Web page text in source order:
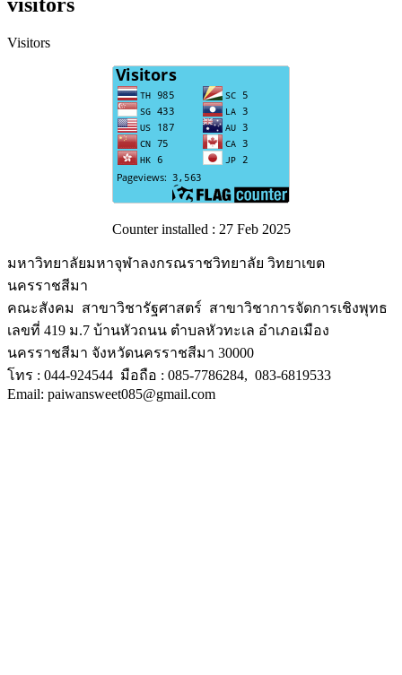
Visitors
Counter installed : 27 Feb 2025
มหาวิทยาลัยมหาจุฬาลงกรณราชวิทยาลัย วิทยาเขต
นครราชสีมา
คณะสังคม สาขาวิชารัฐศาสตร์ สาขาวิชาการจัดการเชิงพุทธ
เลขที่ 419 ม.7 บ้านหัวถนน ตำบลหัวทะเล อำเภอเมือง
นครราชสีมา จังหวัดนครราชสีมา 30000
โทร : 044-924544 มือถือ : 085-7786284, 083-6819533
Email: paiwansweet085@gmail.com